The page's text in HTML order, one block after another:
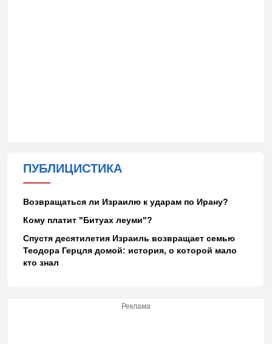
ПУБЛИЦИСТИКА
Возвращаться ли Израилю к ударам по Ирану?
Кому платит "Битуах леуми"?
Спустя десятилетия Израиль возвращает семью
Теодора Герцля домой: история, о которой мало
кто знал
Реклама